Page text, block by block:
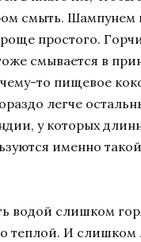
смыть. Шампунем
простого.
смывается в
то пищевое
легче
у которых
именно
слишком
теплой. И слишком